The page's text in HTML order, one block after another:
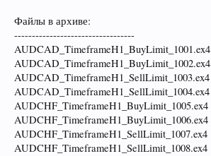
Файлы в архиве:
----------------------------------
AUDCAD_TimeframeH1_BuyLimit_1001.ex4
AUDCAD_TimeframeH1_BuyLimit_1002.ex4
AUDCAD_TimeframeH1_SellLimit_1003.ex4
AUDCAD_TimeframeH1_SellLimit_1004.ex4
AUDCHF_TimeframeH1_BuyLimit_1005.ex4
AUDCHF_TimeframeH1_BuyLimit_1006.ex4
AUDCHF_TimeframeH1_SellLimit_1007.ex4
AUDCHF_TimeframeH1_SellLimit_1008.ex4